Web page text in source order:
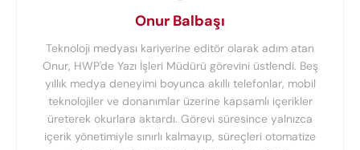
Onur Balbaşı
Teknoloji medyası kariyerine editör olarak adım atan
Onur, HWP'de Yazı İşleri Müdürü görevini üstlendi. Beş
yıllık medya deneyimi boyunca akıllı telefonlar, mobil
teknolojiler ve donanımlar üzerine kapsamlı içerikler
üreterek okurlara aktardı. Görevi süresince yalnızca
içerik yönetimiyle sınırlı kalmayıp, süreçleri otomatize